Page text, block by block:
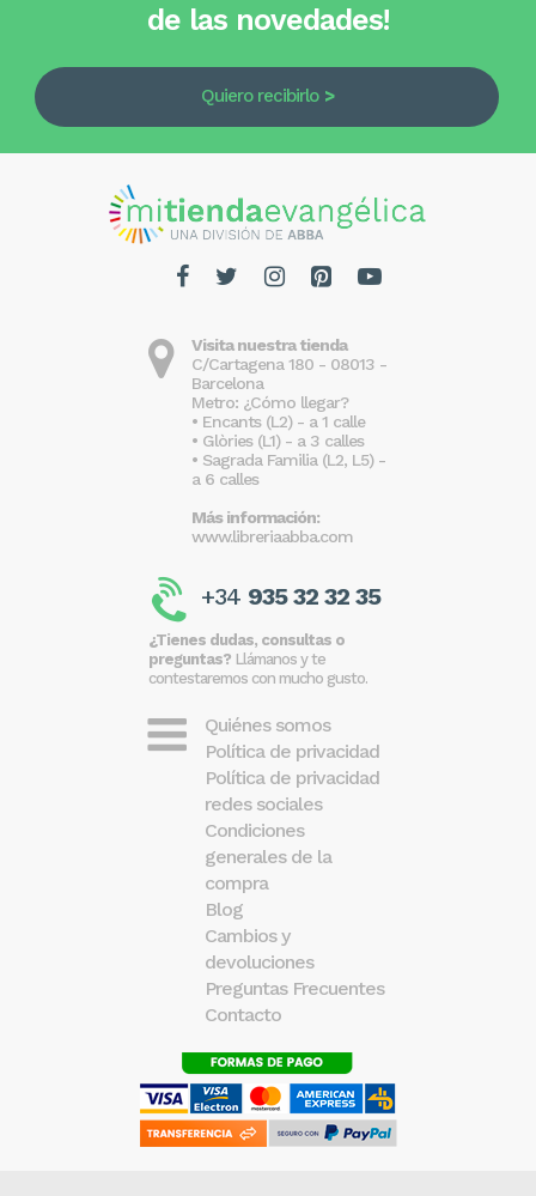
de las novedades!
Quiero recibirlo
Visita nuestra tienda
C/Cartagena 180 - 08013 -
Barcelona
Metro: ¿Cómo llegar?
• Encants (L2) - a 1 calle
• Glòries (L1) - a 3 calles
• Sagrada Familia (L2, L5) -
a 6 calles
Más información:
www.libreriaabba.com
+34 935 32 32 35
¿Tienes dudas, consultas o
preguntas? Llámanos y te
contestaremos con mucho gusto.
Quiénes somos
Política de privacidad
Política de privacidad
redes sociales
Condiciones
generales de la
compra
Blog
Cambios y
devoluciones
Preguntas Frecuentes
Contacto